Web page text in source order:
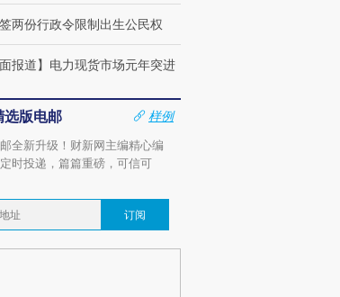
两份行政令限制出生公民权
面报道】电力现货市场元年突进
选版电邮
样例
全新升级！财新网主编精心编
时投递，篇篇重磅，可信可
订阅